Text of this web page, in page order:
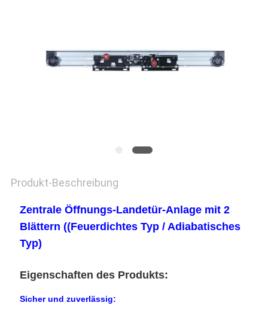
SITEMAP
Produkt-Beschreibung
Zentrale Öffnungs-Landetür-Anlage mit 2
Blättern ((Feuerdichtes Typ / Adiabatisches
Typ)
Eigenschaften des Produkts:
Sicher und zuverlässig: